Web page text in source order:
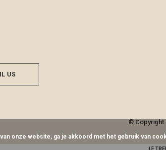
US
© Copyright
LE
onze website, ga je akkoord met het gebruik van